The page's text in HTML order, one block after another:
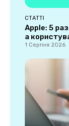
СТАТТІ
Apple: 5
а
1 Серпня 2026